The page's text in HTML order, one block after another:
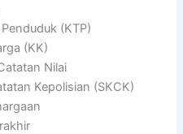
(KTP)
(KK)
Nilai
Kepolisian (SKCK)